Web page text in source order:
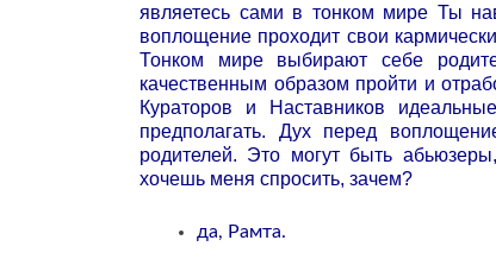
являетесь сами в тонком мире Ты
воплощение проходит свои
Тонком мире выбирают себе
качественным образом пройти и
Кураторов и Наставников
предполагать. Дух перед
родителей. Это могут быть
хочешь меня спросить, зачем?
да, Рамта.